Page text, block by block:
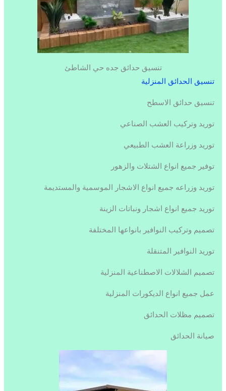
تنسيق حدائق جده حي الشاطئ
تنسيق الحدائق المنزلية
تنسيق حدائق الاسطح
توريد وتركيب العشب الصناعي
توريد وزراعة العشب الطبيعي
توفير جميع انواع الشتلات والزهور
توريد وزراعه جميع انواع الاشجار الموسمية والمستديمة
توريد جميع انواع اشجار ونباتات الزينة
تصميم وتركيب النوافير بانواعها المختلفة
توريد النوافير المتنقلة
تصميم الشلالات الاصطناعية المنزلية
عمل جميع انواع الديكورات المنزلية
تصميم مظلات الحدائق
صيانة الحدائق